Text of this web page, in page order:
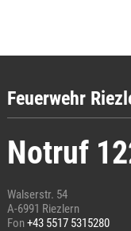
Feuerwehr
Notruf
Walserstr. 54
A-6991 Riezlern
Fon+43 5517 5315280